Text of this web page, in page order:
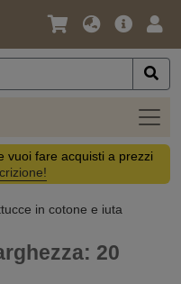
Lingua
Valuta
Offerta
vuoi fare acquisti a prezzi
in cotone e iuta
20